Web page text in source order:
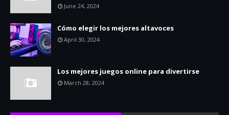
June 24, 2024
Cómo elegir los mejores altavoces
April 30, 2024
Los mejores juegos online para divertirse
March 28, 2024